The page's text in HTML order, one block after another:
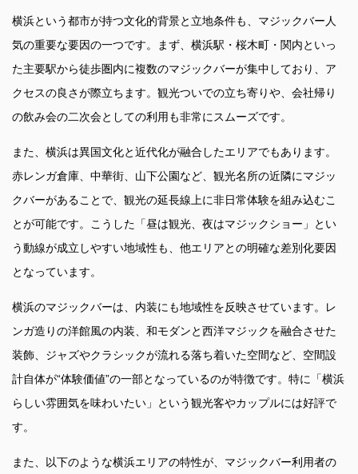
横浜という都市が持つ文化的背景と立地条件も、マジックバー人
気の重要な要因の一つです。まず、横浜駅・桜木町・関内といっ
た主要駅から徒歩圏内に複数のマジックバーが集中しており、ア
クセスの良さが際立ちます。観光ついでの立ち寄りや、会社帰り
の飲み会の二次会としての利用も非常にスムーズです。
また、横浜は異国文化と近代化が融合したエリアでもあります。
赤レンガ倉庫、中華街、山下公園など、観光名所の近隣にマジッ
クバーがあることで、観光の延長線上に非日常体験を組み込むこ
とが可能です。こうした「昼は観光、夜はマジックショー」とい
う動線が成立しやすい地域性も、他エリアとの明確な差別化要因
となっています。
横浜のマジックバーは、内装にも地域性を反映させています。レ
ンガ造りの洋館風の内装、和モダンと西洋マジックを融合させた
装飾、ジャズやクラシックが流れる落ち着いた空間など、空間設
計自体が“体験価値”の一部となっているのが特徴です。特に「横浜
らしい雰囲気を味わいたい」という観光客やカップルには好評で
す。
また、以下のような横浜エリアの特性が、マジックバー利用者の